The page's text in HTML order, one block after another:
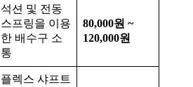
석션 및 전동
스프링을 이용
한 배수구 소
통
80,000원 ~
120,000원
플렉스 샤프트